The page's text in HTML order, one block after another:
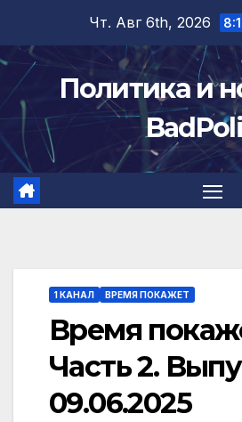
содержимому
Чт. Авг 6th, 2026
Политика и
1 КАНАЛ ВРЕМЯ ПОКАЖЕТ
Время
Часть 2.
09.06.2025